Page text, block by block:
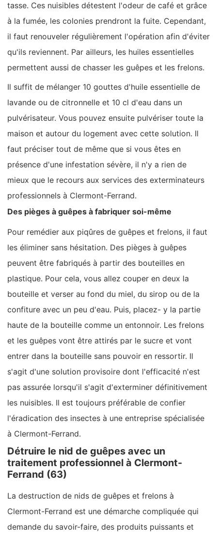
tasse. Ces nuisibles détestent l'odeur de café et grâce
à la fumée, les colonies prendront la fuite. Cependant,
il faut renouveler régulièrement l'opération afin d'éviter
qu'ils reviennent. Par ailleurs, les huiles essentielles
permettent aussi de chasser les guêpes et les frelons.
Il suffit de mélanger 10 gouttes d'huile essentielle de
lavande ou de citronnelle et 10 cl d'eau dans un
pulvérisateur. Vous pouvez ensuite pulvériser toute la
maison et autour du logement avec cette solution. Il
faut préciser tout de même que si vous êtes en
présence d'une infestation sévère, il n'y a rien de
mieux que le recours aux services des exterminateurs
professionnels à Clermont-Ferrand.
Des pièges à guêpes à fabriquer soi-même
Pour remédier aux piqûres de guêpes et frelons, il faut
les éliminer sans hésitation. Des pièges à guêpes
peuvent être fabriqués à partir des bouteilles en
plastique. Pour cela, vous allez couper en deux la
bouteille et verser au fond du miel, du sirop ou de la
confiture avec un peu d'eau. Puis, placez- y la partie
haute de la bouteille comme un entonnoir. Les frelons
et les guêpes vont être attirés par le sucre et vont
entrer dans la bouteille sans pouvoir en ressortir. Il
s'agit d'une solution provisoire dont l'efficacité n'est
pas assurée lorsqu'il s'agit d'exterminer définitivement
les nuisibles. Il est toujours préférable de confier
l'éradication des insectes à une entreprise spécialisée
à Clermont-Ferrand.
Détruire le nid de guêpes avec un
traitement professionnel à Clermont-
Ferrand (63)
La destruction de nids de guêpes et frelons à
Clermont-Ferrand est une démarche compliquée qui
demande du savoir-faire, des produits puissants et